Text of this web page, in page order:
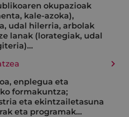
okupazioak
kale-azoka),
udal hilerria, arbolak
lanak (lorategiak, udal
enplegua eta
formakuntza;
eta ekintzailetasuna
eta programak...